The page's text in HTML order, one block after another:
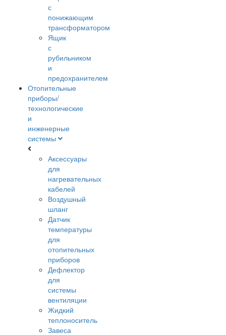
с
понижающим
трансформатором
Ящик
с
рубильником
и
предохранителем
Отопительные
приборы/
технологические
и
инженерные
системы
Аксессуары
для
нагревательных
кабелей
Воздушный
шланг
Датчик
температуры
для
отопительных
приборов
Дефлектор
для
системы
вентиляции
Жидкий
теплоноситель
Завеса